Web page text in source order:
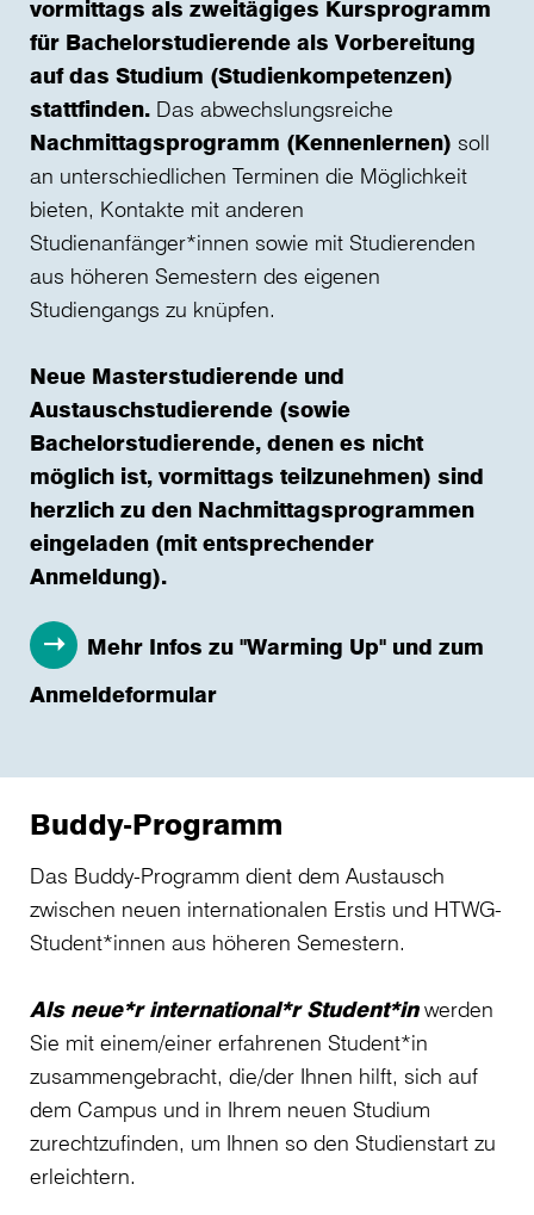
vormittags als zweitägiges Kursprogramm
für Bachelorstudierende als Vorbereitung
auf das Studium (Studienkompetenzen)
stattfinden. Das abwechslungsreiche
Nachmittagsprogramm (Kennenlernen) soll
an unterschiedlichen Terminen die Möglichkeit
bieten, Kontakte mit anderen
Studienanfänger*innen sowie mit Studierenden
aus höheren Semestern des eigenen
Studiengangs zu knüpfen.
Neue Masterstudierende und
Austauschstudierende (sowie
Bachelorstudierende, denen es nicht
möglich ist, vormittags teilzunehmen) sind
herzlich zu den Nachmittagsprogrammen
eingeladen (mit entsprechender
Anmeldung).
Mehr Infos zu "Warming Up" und zum
Anmeldeformular
Buddy-Programm
Das Buddy-Programm dient dem Austausch
zwischen neuen internationalen Erstis und HTWG-
Student*innen aus höheren Semestern.
Als neue*r international*r Student*inwerden
Sie mit einem/einer erfahrenen Student*in
zusammengebracht, die/der Ihnen hilft, sich auf
dem Campus und in Ihrem neuen Studium
zurechtzufinden, um Ihnen so den Studienstart zu
erleichtern.